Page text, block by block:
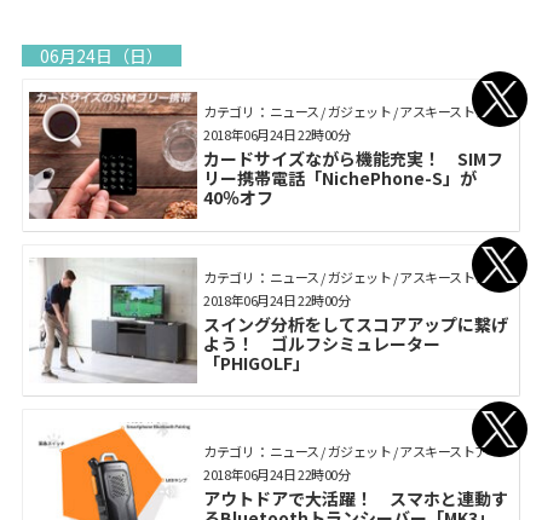
06月24日（日）
カテゴリ： ニュース / ガジェット / アスキーストア
カードサイズながら機能充実！ SIMフ
リー携帯電話「NichePhone-S」が
40％オフ
2018年06月24日 22時00分
カテゴリ： ニュース / ガジェット / アスキーストア
スイング分析をしてスコアアップに繋げ
よう！ ゴルフシミュレーター
「PHIGOLF」
2018年06月24日 22時00分
カテゴリ： ニュース / ガジェット / アスキーストア
アウトドアで大活躍！ スマホと連動す
2018年06月24日 22時00分